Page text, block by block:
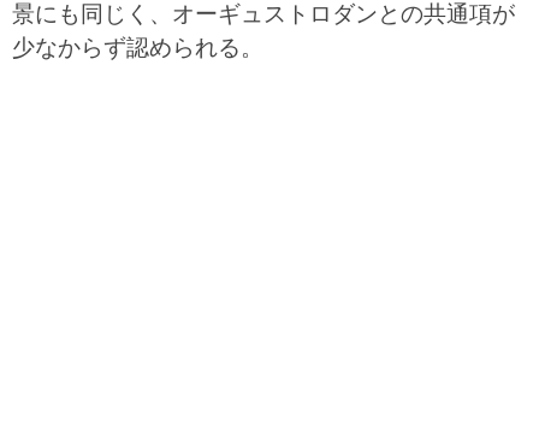
景にも同じく、オーギュストロダンとの共通項が
少なからず認められる。